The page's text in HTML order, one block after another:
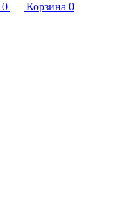
0 Корзина 0